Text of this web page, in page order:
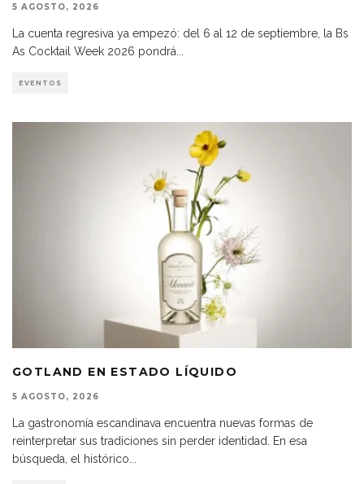
5 AGOSTO, 2026
La cuenta regresiva ya empezó: del 6 al 12 de septiembre, la Bs
As Cocktail Week 2026 pondrá
EVENTOS
GOTLAND EN ESTADO LÍQUIDO
5 AGOSTO, 2026
La gastronomía escandinava encuentra nuevas formas de
reinterpretar sus tradiciones sin perder identidad. En esa
búsqueda, el histórico...